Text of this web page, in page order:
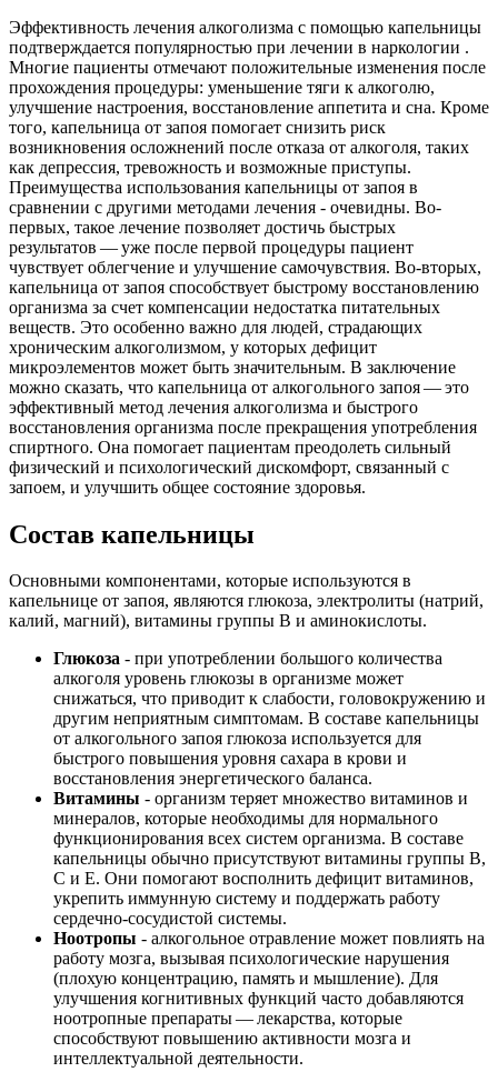
Эффективность лечения алкоголизма с помощью капельницы
подтверждается популярностью при лечении в наркологии .
Многие пациенты отмечают положительные изменения после
прохождения процедуры: уменьшение тяги к алкоголю,
улучшение настроения, восстановление аппетита и сна. Кроме
того, капельница от запоя помогает снизить риск
возникновения осложнений после отказа от алкоголя, таких
как депрессия, тревожность и возможные приступы.
Преимущества использования капельницы от запоя в
сравнении с другими методами лечения - очевидны. Во-
первых, такое лечение позволяет достичь быстрых
результатов — уже после первой процедуры пациент
чувствует облегчение и улучшение самочувствия. Во-вторых,
капельница от запоя способствует быстрому восстановлению
организма за счет компенсации недостатка питательных
веществ. Это особенно важно для людей, страдающих
хроническим алкоголизмом, у которых дефицит
микроэлементов может быть значительным. В заключение
можно сказать, что капельница от алкогольного запоя — это
эффективный метод лечения алкоголизма и быстрого
восстановления организма после прекращения употребления
спиртного. Она помогает пациентам преодолеть сильный
физический и психологический дискомфорт, связанный с
запоем, и улучшить общее состояние здоровья.
Состав капельницы
Основными компонентами, которые используются в
капельнице от запоя, являются глюкоза, электролиты (натрий,
калий, магний), витамины группы В и аминокислоты.
Глюкоза - при употреблении большого количества
алкоголя уровень глюкозы в организме может
снижаться, что приводит к слабости, головокружению и
другим неприятным симптомам. В составе капельницы
от алкогольного запоя глюкоза используется для
быстрого повышения уровня сахара в крови и
восстановления энергетического баланса.
Витамины - организм теряет множество витаминов и
минералов, которые необходимы для нормального
функционирования всех систем организма. В составе
капельницы обычно присутствуют витамины группы В,
С и Е. Они помогают восполнить дефицит витаминов,
укрепить иммунную систему и поддержать работу
сердечно-сосудистой системы.
Ноотропы - алкогольное отравление может повлиять на
работу мозга, вызывая психологические нарушения
(плохую концентрацию, память и мышление). Для
улучшения когнитивных функций часто добавляются
ноотропные препараты — лекарства, которые
способствуют повышению активности мозга и
интеллектуальной деятельности.